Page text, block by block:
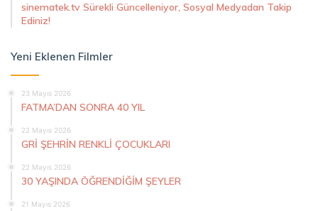
sinematek.tv Sürekli Güncelleniyor, Sosyal Medyadan Takip
Ediniz!
Yeni Eklenen Filmler
23 Mayıs 2026
FATMA’DAN SONRA 40 YIL
22 Mayıs 2026
GRİ ŞEHRİN RENKLİ ÇOCUKLARI
22 Mayıs 2026
30 YAŞINDA ÖĞRENDİĞİM ŞEYLER
21 Mayıs 2026